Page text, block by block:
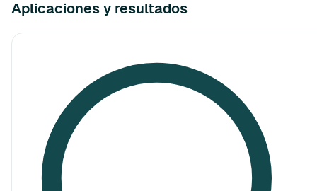
Aplicaciones y resultados